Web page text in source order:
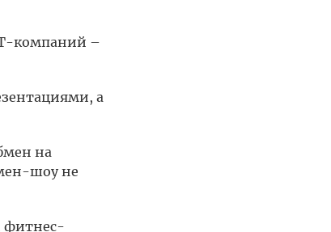
компаний –
а
на
шоу не
фитнес-